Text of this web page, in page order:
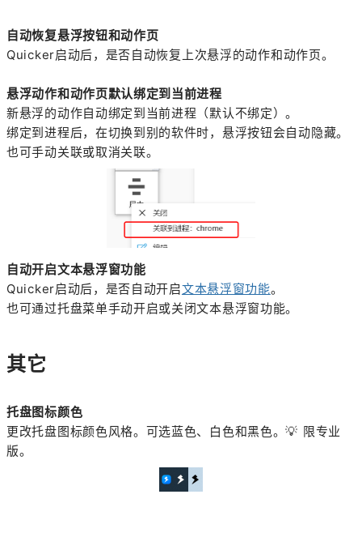
自动恢复悬浮按钮和动作页
Quicker启动后，是否自动恢复上次悬浮的动作和动作页。
悬浮动作和动作页默认绑定到当前进程
新悬浮的动作自动绑定到当前进程（默认不绑定）。
绑定到进程后，在切换到别的软件时，悬浮按钮会自动隐藏。
也可手动关联或取消关联。
自动开启文本悬浮窗功能
Quicker启动后，是否自动开启文本悬浮窗功能。
也可通过托盘菜单手动开启或关闭文本悬浮窗功能。
其它
托盘图标颜色
更改托盘图标颜色风格。可选蓝色、白色和黑色。💡 限专业
版。